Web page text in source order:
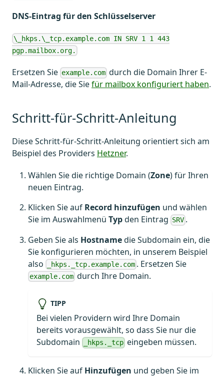
DNS-Eintrag für den Schlüsselserver
\_hkps.\_tcp.example.com IN SRV 1 1 443
pgp.mailbox.org.
Ersetzen Sie example.com durch die Domain Ihrer E-
Mail-Adresse, die Siefür mailbox konfiguriert haben.
Schritt-für-Schritt-Anleitung
Diese Schritt-für-Schritt-Anleitung orientiert sich am
Beispiel des Providers Hetzner.
Wählen Sie die richtige Domain (Zone) für Ihren
neuen Eintrag.
Klicken Sie auf Record hinzufügen und wählen
Sie im Auswahlmenü Typden Eintrag SRV .
Geben Sie als Hostnamedie Subdomain ein, die
Sie konfigurieren möchten, in unserem Beispiel
also
_hkps._tcp.example.com . Ersetzen Sie
example.com durch Ihre Domain.
TIPP
Bei vielen Providern wird Ihre Domain
bereits vorausgewählt, so dass Sie nur die
Subdomain
_hkps._tcp eingeben müssen.
Klicken Sie auf Hinzufügen und geben Sie im